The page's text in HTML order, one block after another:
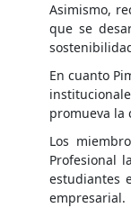
Asimismo,
que se
En cuanto
promueva la
Los
Profesional
estudiantes
empresarial.